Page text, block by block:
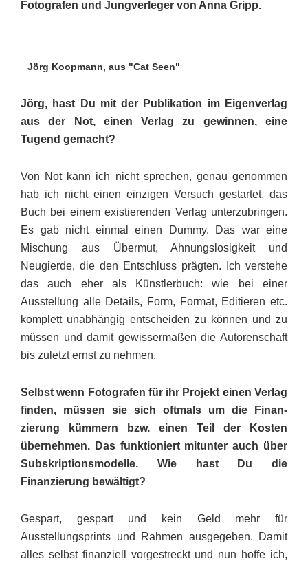
Fotografen und Jungverleger von Anna Gripp.
Jörg Koopmann, aus "Cat Seen"
Jörg, hast Du mit der Publikation im Eigenverlag
aus der Not, einen Ver­lag zu gewinnen, eine
Tugend ge­macht?
Von Not kann ich nicht sprechen, genau genommen
hab ich nicht einen einzigen Versuch gestartet, das
Buch bei einem existierenden Verlag unterzubringen.
Es gab nicht einmal einen Dummy. Das war eine
Mischung aus Übermut, Ahnungs­losigkeit und
Neugierde, die den Entschluss prägten. Ich verstehe
das auch eher als Künstlerbuch: wie bei einer
Ausstellung alle Details, Form, Format, Editieren etc.
komplett unabhängig entscheiden zu können und zu
müssen und damit gewissermaßen die Autorenschaft
bis zuletzt ernst zu nehmen.
Selbst wenn Fotografen für ihr Projekt einen Verlag
finden, müssen sie sich oftmals um die Finan­
zierung kümmern bzw. einen Teil der Kosten
übernehmen. Das funktioniert mitunter auch über
Sub­skrip­tionsmodelle. Wie hast Du die
Finanzierung bewältigt?
Gespart, gespart und kein Geld mehr für
Ausstellungsprints und Rahmen ausgegeben. Damit
alles selbst finanziell vorgestreckt und nun hoffe ich,